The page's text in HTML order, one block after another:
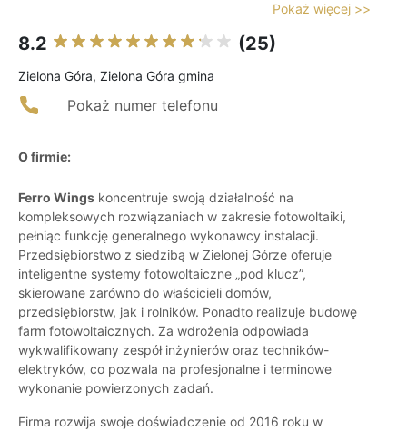
Pokaż więcej >>
8.2 (25)
Zielona Góra, Zielona Góra gmina
Pokaż numer telefonu
O firmie:
Ferro Wings koncentruje swoją działalność na
kompleksowych rozwiązaniach w zakresie fotowoltaiki,
pełniąc funkcję generalnego wykonawcy instalacji.
Przedsiębiorstwo z siedzibą w Zielonej Górze oferuje
inteligentne systemy fotowoltaiczne „pod klucz”,
skierowane zarówno do właścicieli domów,
przedsiębiorstw, jak i rolników. Ponadto realizuje budowę
farm fotowoltaicznych. Za wdrożenia odpowiada
wykwalifikowany zespół inżynierów oraz techników-
elektryków, co pozwala na profesjonalne i terminowe
wykonanie powierzonych zadań.
Firma rozwija swoje doświadczenie od 2016 roku w